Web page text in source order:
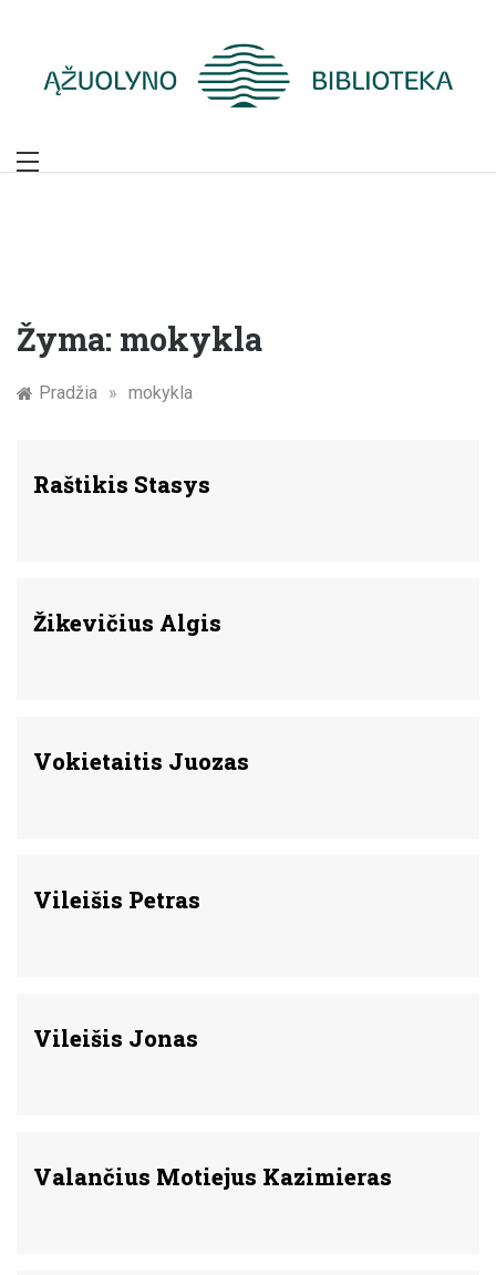
Žymūs Kauno
Žyma: mokykla
Pradžia » mokykla
Raštikis Stasys
Žikevičius Algis
Vokietaitis Juozas
Vileišis Petras
Vileišis Jonas
Valančius Motiejus Kazimieras